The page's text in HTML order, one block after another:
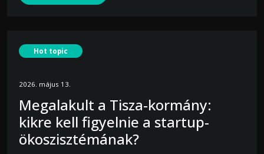
Hot topic
2026. május 13.
Megalakult a Tisza-kormány:
kikre kell figyelnie a startup-
ökoszisztémának?